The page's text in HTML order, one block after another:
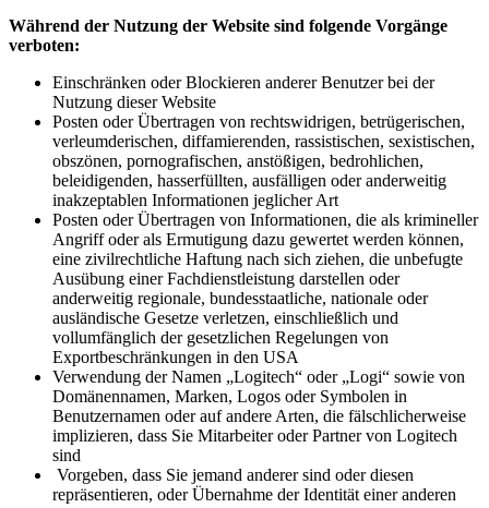
Während der Nutzung der Website sind folgende Vorgänge
verboten:
Einschränken oder Blockieren anderer Benutzer bei der
Nutzung dieser Website
Posten oder Übertragen von rechtswidrigen, betrügerischen,
verleumderischen, diffamierenden, rassistischen, sexistischen,
obszönen, pornografischen, anstößigen, bedrohlichen,
beleidigenden, hasserfüllten, ausfälligen oder anderweitig
inakzeptablen Informationen jeglicher Art
Posten oder Übertragen von Informationen, die als krimineller
Angriff oder als Ermutigung dazu gewertet werden können,
eine zivilrechtliche Haftung nach sich ziehen, die unbefugte
Ausübung einer Fachdienstleistung darstellen oder
anderweitig regionale, bundesstaatliche, nationale oder
ausländische Gesetze verletzen, einschließlich und
vollumfänglich der gesetzlichen Regelungen von
Exportbeschränkungen in den USA
Verwendung der Namen „Logitech“ oder „Logi“ sowie von
Domänennamen, Marken, Logos oder Symbolen in
Benutzernamen oder auf andere Arten, die fälschlicherweise
implizieren, dass Sie Mitarbeiter oder Partner von Logitech
sind
Vorgeben, dass Sie jemand anderer sind oder diesen
repräsentieren, oder Übernahme der Identität einer anderen